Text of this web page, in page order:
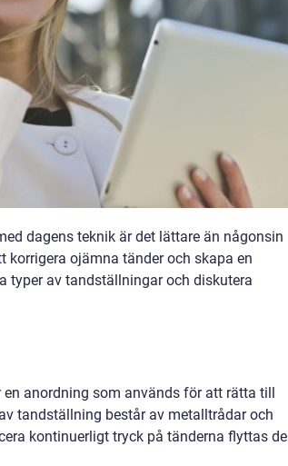
dagens teknik är det lättare än någonsin
ojämna tänder och skapa en
typer av tandställningar och diskutera
anordning som används för att rätta till
tandställning består av metalltrådar och
kontinuerligt tryck på tänderna flyttas de